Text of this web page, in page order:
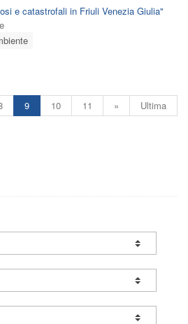
e catastrofali in Friuli Venezia Giulia"
9 10 11 » Ultima